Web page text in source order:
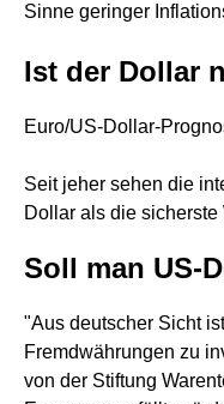
Sinne geringer
Ist der Dollar
Euro/US-Dollar-
Seit jeher sehen die
Dollar als die
Soll man US-
"Aus deutscher Sicht
Fremdwährungen zu
von der Stiftung